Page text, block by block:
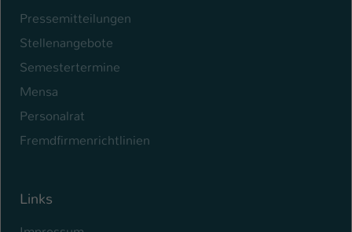
Pressemitteilungen
Stellenangebote
Semestertermine
Mensa
Personalrat
Fremdfirmenrichtlinien
Links